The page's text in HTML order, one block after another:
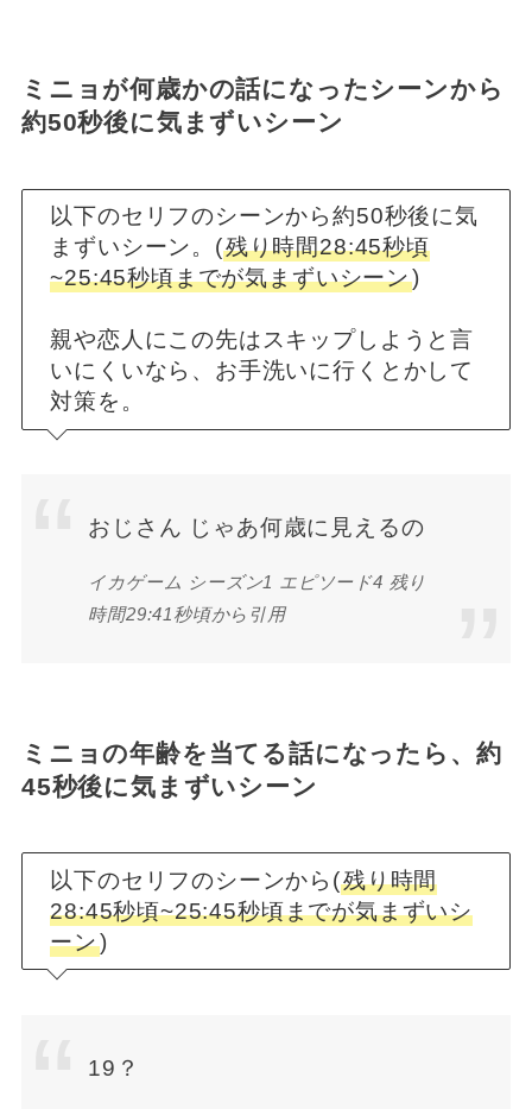
ミニョが何歳かの話になったシーンから
約50秒後に気まずいシーン
以下のセリフのシーンから約50秒後に気
まずいシーン。(残り時間28:45秒頃
~25:45秒頃までが気まずいシーン)
親や恋人にこの先はスキップしようと言
いにくいなら、お手洗いに行くとかして
対策を。
おじさん じゃあ何歳に見えるの
イカゲーム シーズン1 エピソード4 残り
時間29:41秒頃から引用
ミニョの年齢を当てる話になったら、約
45秒後に気まずいシーン
以下のセリフのシーンから(残り時間
28:45秒頃~25:45秒頃までが気まずいシ
ーン)
19？